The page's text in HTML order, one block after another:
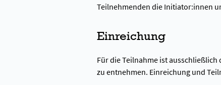
Teilnehmenden die Initiator:innen
Einreichung
Für die Teilnahme ist ausschließlich
zu entnehmen. Einreichung und